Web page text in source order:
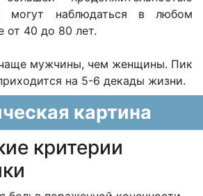
могут наблюдаться в любом
от 40 до 80 лет.
мужчины, чем женщины. Пик
на 5-6 декады жизни.
картина
критерии